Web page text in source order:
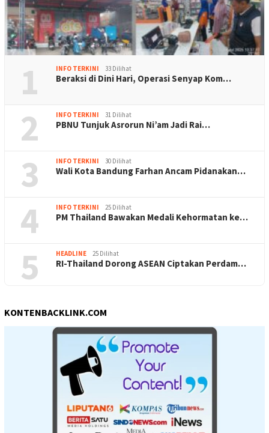
1 INFO TERKINI 33 Dilihat
Beraksi di Dini Hari, Operasi Senyap Kom…
2 INFO TERKINI 31 Dilihat
PBNU Tunjuk Asrorun Ni’am Jadi Rai…
3 INFO TERKINI 30 Dilihat
Wali Kota Bandung Farhan Ancam Pidanakan…
4 INFO TERKINI 25 Dilihat
PM Thailand Bawakan Medali Kehormatan ke…
5 HEADLINE 25 Dilihat
RI-Thailand Dorong ASEAN Ciptakan Perdam…
KONTENBACKLINK.COM